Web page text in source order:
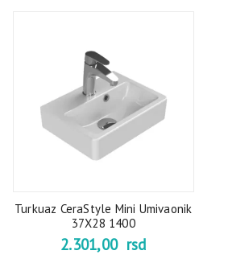
Turkuaz CeraStyle Mini Umivaonik
37X28 1400
2.301,00 rsd